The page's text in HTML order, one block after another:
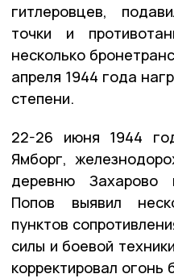
гитлеровцев,
точки и
несколько
апреля 1944 года
степени.
22-26 июня 1944
Ямборг,
деревню Захарово
Попов выявил
пунктов
силы и боевой
корректировал огонь